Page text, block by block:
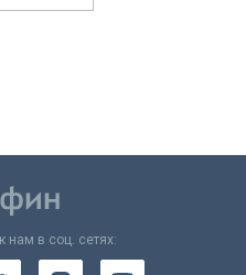
нам в соц. сетях: